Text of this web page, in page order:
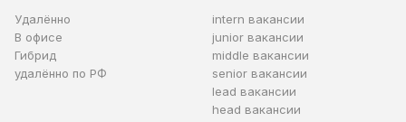
Удалённо
В офисе
Гибрид
удалённо по РФ
intern вакансии
junior вакансии
middle вакансии
senior вакансии
lead вакансии
head вакансии